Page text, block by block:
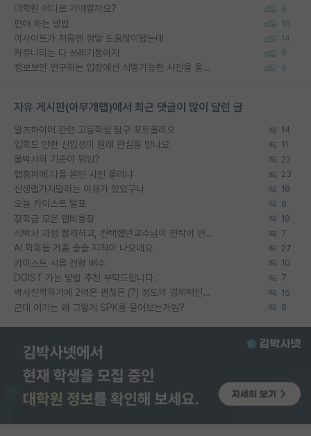
대학원 어디로 가야할까요? 5
편애 하는 방법 16
이사이트가 처음엔 정말 도움많이됐는데 14
커뮤니티는 다 쓰레기통이지 6
정보보안 연구하는 입장에선 식별가능한 사진을 올리는건 비추이긴함 6
자유 게시판(아무개랩)에서 최근 댓글이 많이 달린 글
알츠하이머 관련 고등학생 탐구 포트폴리오 14
입학도 안한 신입생이 원래 관심을 받나요 11
물박사의 기준이 뭐임? 22
랩홈피에 다들 본인 사진 올리냐 23
신생랩가지말라는 이유가 있었구나 16
오늘 카이스트 발표 6
장학금 모은 랩비통장 19
석박사 과정 합격하고, 컨택했던교수님이 연락이 안됩니다... 7
AI 학회들 거품 슬슬 지적이 나오네요 27
카이스트 서류 전형 배수 10
DGIST 가는 방법 추천 부탁드립니다. 7
박사진학하기에 2억은 괜찮은 (?) 정도의 경제력인가요 15
근데 여기는 왜 그렇게 SPK를 물어보는거임? 8